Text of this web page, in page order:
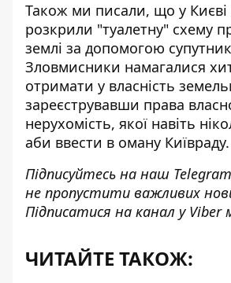
Також ми писали, що у Києві
розкрили "туалетну" схему
землі за допомогою
Зловмисники намагалися
отримати у власність
зареєструвавши права
нерухомість, якої навіть
аби ввести в оману Київраду.
Підписуйтесь на наш
не пропустити важливих
Підписатися на канал у
ЧИТАЙТЕ ТАКОЖ: